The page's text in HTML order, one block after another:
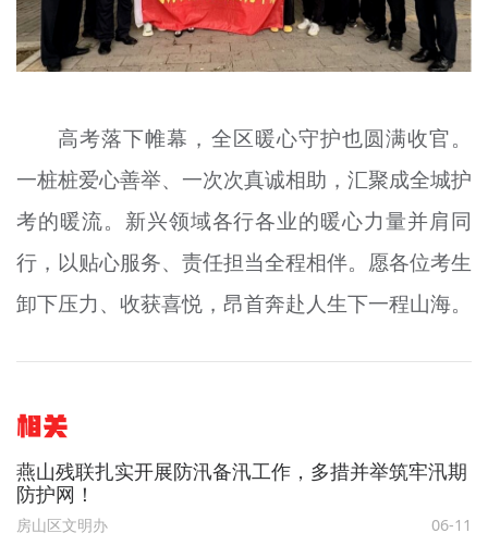
高考落下帷幕，全区暖心守护也圆满收官。
一桩桩爱心善举、一次次真诚相助，汇聚成全城护
考的暖流。新兴领域各行各业的暖心力量并肩同
行，以贴心服务、责任担当全程相伴。愿各位考生
卸下压力、收获喜悦，昂首奔赴人生下一程山海。
相关
燕山残联扎实开展防汛备汛工作，多措并举筑牢汛期
防护网！
房山区文明办 06-11